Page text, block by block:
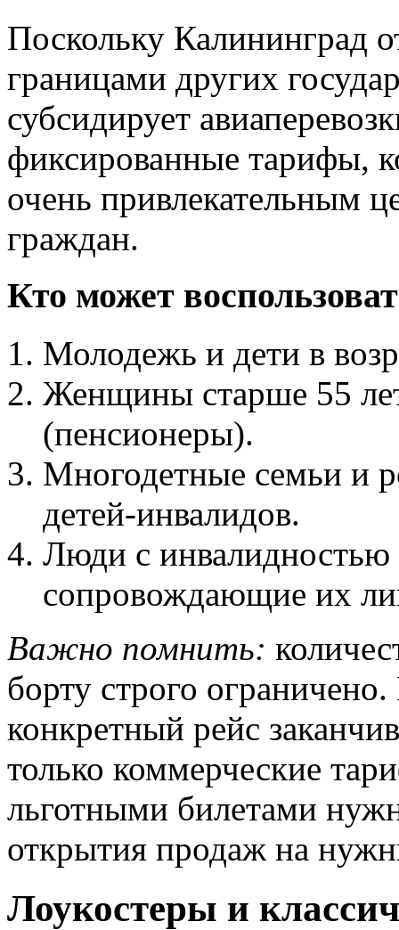
Поскольку Калининград
границами других
субсидирует
фиксированные тарифы,
очень привлекательным
граждан.
Кто может
Молодежь и дети в
Женщины старше 55
(пенсионеры).
Многодетные семьи и
детей-инвалидов.
Люди с
сопровождающие их
Важно помнить:
борту строго
конкретный рейс
только коммерческие
льготными билетами
открытия продаж на
Лоукостеры и